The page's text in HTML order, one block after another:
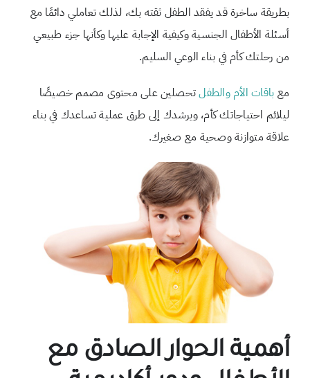
بطريقة ساخرة قد يفقد الطفل ثقته بك، لذلك تعاملي دائمًا مع
أسئلة الأطفال الجنسية وكيفية الإجابة عليها وكأنها جزء طبيعي
من رحلتك كأم في بناء الوعي السليم.
مع باقات الأم والطفلتحصلين على محتوى مصمم خصيصًا
ليلائم احتياجاتك كأم، ويرشدك إلى طرق عملية تساعدك في بناء
علاقة متوازنة وصحية مع صغيرك.
أهمية الحوار الصادق مع